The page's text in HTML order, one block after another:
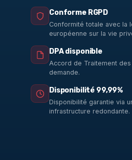
Conforme RGPD
Conformité totale avec la
européenne sur la vie
DPA disponible
Accord de Traitement
demande.
Disponibilité 99,99%
Disponibilité garantie via
infrastructure redondante.